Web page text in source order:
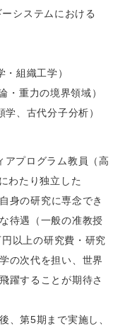
システムにおける
組織工学）
重力の境界領域）
古代分子分析）
プログラム教員（高
わたり独立した
身の研究に専念でき
待遇（一般の准教授
以上の研究費・研究
の次代を担い、世界
躍することが期待さ
、第5期まで実施し、